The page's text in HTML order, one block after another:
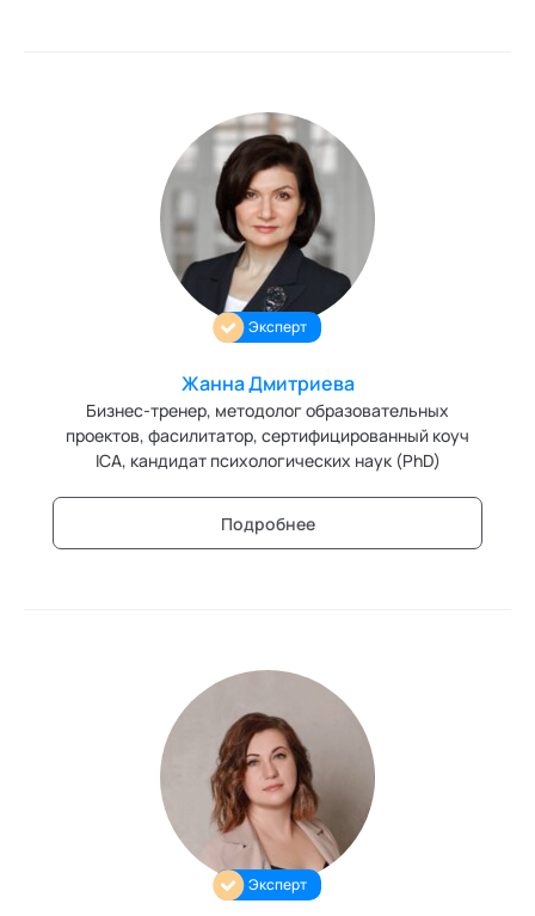
Эксперт
Жанна Дмитриева
Бизнес-тренер, методолог образовательных
проектов, фасилитатор, сертифицированный коуч
ICA, кандидат психологических наук (PhD)
Подробнее
Эксперт